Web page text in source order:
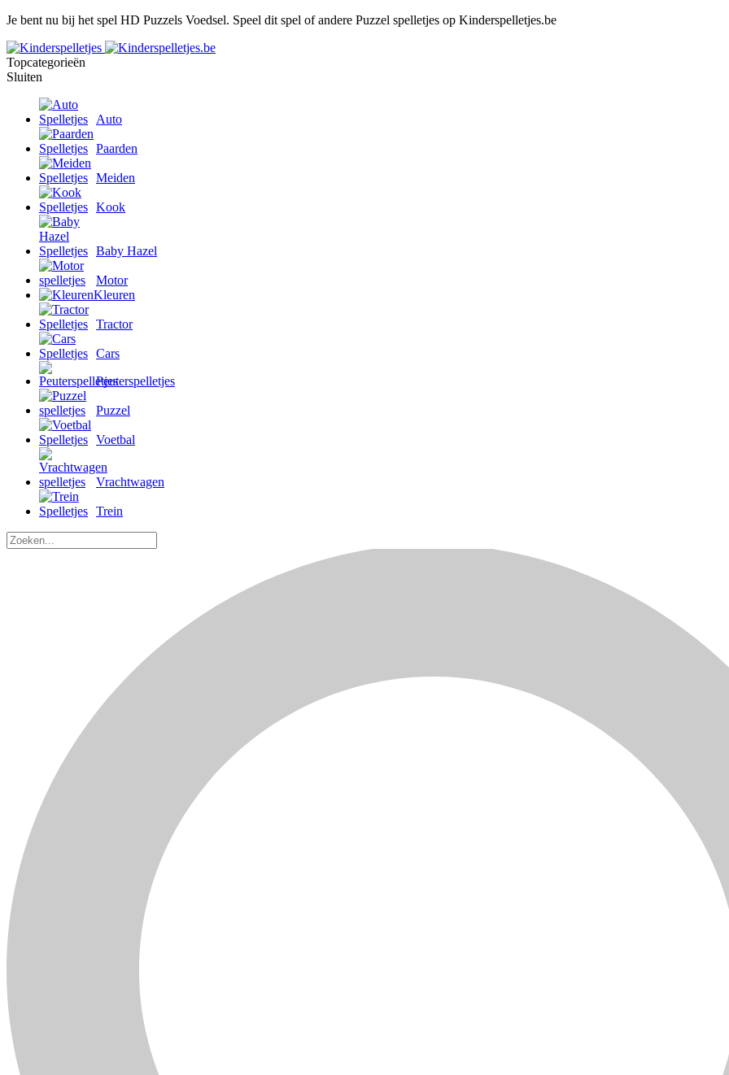
Je bent nu bij het spel HD Puzzels Voedsel. Speel dit spel of andere Puzzel spelletjes op Kinderspelletjes.be
Topcategorieën
Sluiten
Auto
Paarden
Meiden
Kook
Baby Hazel
Motor
Kleuren
Tractor
Cars
Peuterspelletjes
Puzzel
Voetbal
Vrachtwagen
Trein